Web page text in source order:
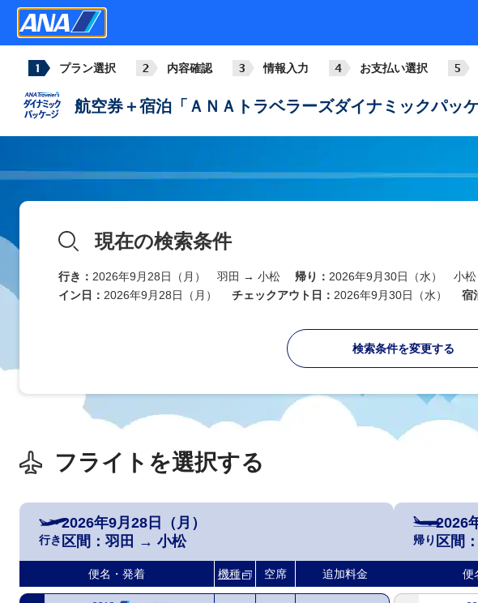
プラン選択 内容確認 情報入力 お支払い選択
航空券＋宿泊「ＡＮＡトラベラーズダイナミックパッ
現在の検索条件
行き： 2026年9月28日（月） 羽田 → 小松 帰り： 2026年9月30日（水） 小
イン日： 2026年9月28日（月） チェックアウト日： 2026年9月30日（水） 宿
検索条件を変更する
フライトを選択する
行き
2026年9月28日（月）
区間： 羽田 → 小松
便名・発着 機種 空席 追加料金
帰り
2026
区間：
便